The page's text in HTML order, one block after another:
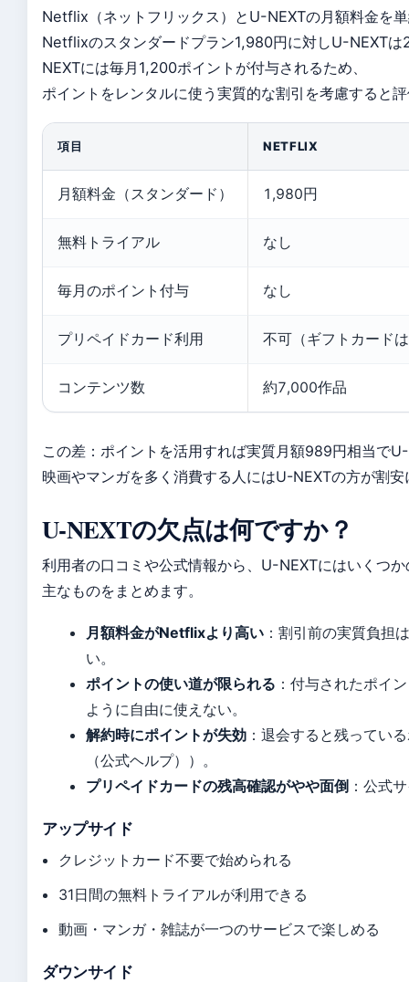
Netflix（ネットフリックス）とU-NEXTの月額料金を
Netflixのスタンダードプラン1,980円に対しU-NEXT
NEXTには毎月1,200ポイントが付与されるため、
ポイントをレンタルに使う実質的な割引を考慮すると
項目 NETFLIX
月額料金（スタンダード） 1,980円
無料トライアル なし
毎月のポイント付与 なし
プリペイドカード利用 不可（ギフトカード
コンテンツ数 約7,000作品
この差：ポイントを活用すれば実質月額989円相当で
映画やマンガを多く消費する人にはU-NEXTの方が割
U-NEXTの欠点は何ですか？
利用者の口コミや公式情報から、U-NEXTにはいくつ
主なものをまとめます。
月額料金がNetflixより高い ：割引前の実質負担
い。
ポイントの使い道が限られる ：付与されたポイ
ように自由に使えない。
解約時にポイントが失効 ：退会すると残ってい
（公式ヘルプ））。
プリペイドカードの残高確認がやや面倒 ：公式
アップサイド
クレジットカード不要で始められる
31日間の無料トライアルが利用できる
動画・マンガ・雑誌が一つのサービスで楽しめる
ダウンサイド